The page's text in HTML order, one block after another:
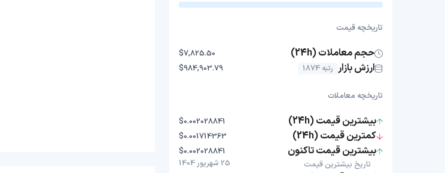
تاریخچه قیمت
حجم معاملات (24h) $7,825.50
ارزش بازار رتبه 1874 $984,903.79
تاریخچه معاملات
بیشترین قیمت (24h) $0.002028841
کمترین قیمت (24h) $0.001714363
بیشترین قیمت تاکنون
تاریخ بیشترین قیمت
$0.002028841
25 شهریور 1404